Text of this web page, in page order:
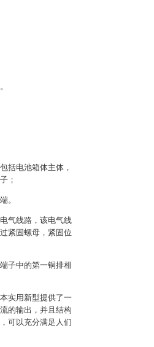
括电池箱体主体，
；
。
气线路，该电气线
紧固螺母，紧固位
子中的第一铜排相
实用新型提供了一
的输出，并且结构
可以充分满足人们